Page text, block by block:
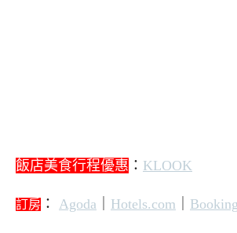
飯店美食行程優惠 ： KLOOK
訂房 ： Agoda Hotels.com